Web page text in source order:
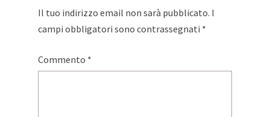
Il tuo indirizzo email non sarà pubblicato. I
campi obbligatori sono contrassegnati *
Commento *